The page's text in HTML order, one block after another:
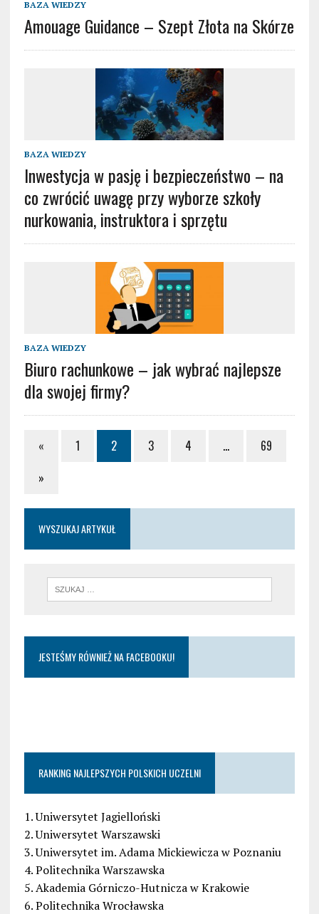
BAZA WIEDZY
Amouage Guidance – Szept Złota na Skórze
BAZA WIEDZY
Inwestycja w pasję i bezpieczeństwo – na
co zwrócić uwagę przy wyborze szkoły
nurkowania, instruktora i sprzętu
BAZA WIEDZY
Biuro rachunkowe – jak wybrać najlepsze
dla swojej firmy?
« 1 2 3 4 …
69
»
WYSZUKAJ ARTYKUŁ
JESTEŚMY RÓWNIEŻ NA FACEBOOKU!
RANKING NAJLEPSZYCH POLSKICH UCZELNI
1. Uniwersytet Jagielloński
2. Uniwersytet Warszawski
3. Uniwersytet im. Adama Mickiewicza w Poznaniu
4. Politechnika Warszawska
5. Akademia Górniczo-Hutnicza w Krakowie
6. Politechnika Wrocławska